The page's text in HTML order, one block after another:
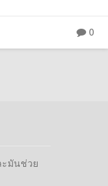
0
ะมันช่วย